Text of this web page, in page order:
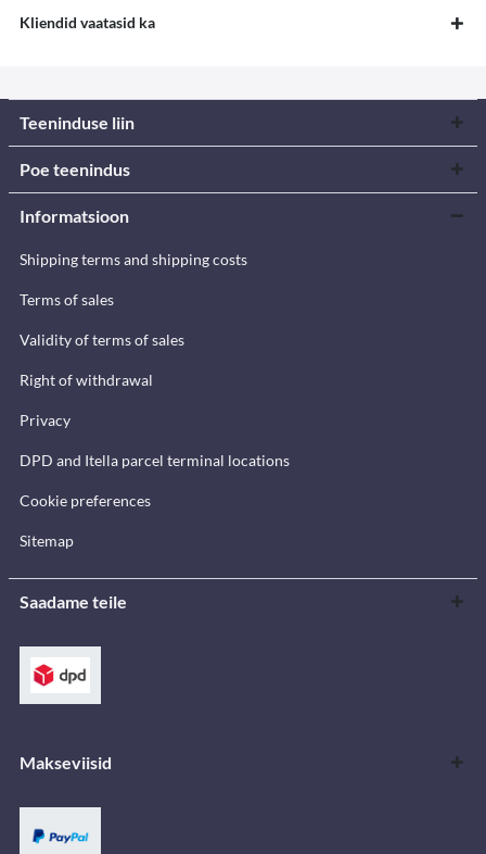
Kliendid vaatasid ka
Teeninduse liin
Poe teenindus
Informatsioon
Shipping terms and shipping costs
Terms of sales
Validity of terms of sales
Right of withdrawal
Privacy
DPD and Itella parcel terminal locations
Cookie preferences
Sitemap
Saadame teile
Makseviisid